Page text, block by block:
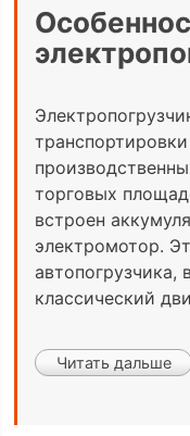
торговых
встроен
электромотор.
автопогрузчика,
классический
Читать дальше